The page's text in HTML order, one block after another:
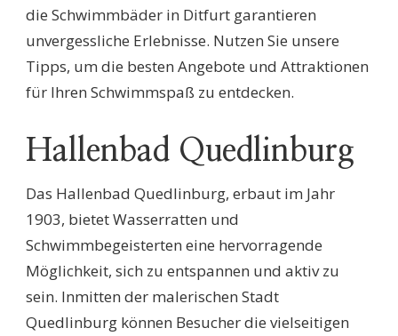
die Schwimmbäder in Ditfurt garantieren
unvergessliche Erlebnisse. Nutzen Sie unsere
Tipps, um die besten Angebote und Attraktionen
für Ihren Schwimmspaß zu entdecken.
Hallenbad Quedlinburg
Das Hallenbad Quedlinburg, erbaut im Jahr
1903, bietet Wasserratten und
Schwimmbegeisterten eine hervorragende
Möglichkeit, sich zu entspannen und aktiv zu
sein. Inmitten der malerischen Stadt
Quedlinburg können Besucher die vielseitigen